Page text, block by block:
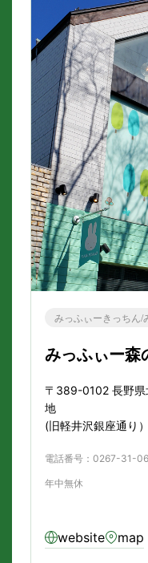
みっふぃーきっちん/
みっふぃー
〒389-0102 長野県
地
(旧軽井沢銀座通り）
電話番号：0267-31-
年中無休
website map